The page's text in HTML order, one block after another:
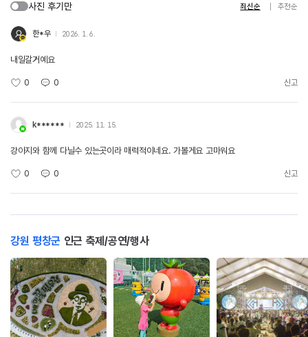
사진 후기만 최신순 추천순
한*우 2026. 1. 6.
내일갈거예요
0 0 신고
k****** 2025. 11. 15.
강아지와 함께 다닐수 있는곳이라 매력적이네요. 가볼게요 고마워요
0 0 신고
강원 평창군 인근 축제/공연/행사